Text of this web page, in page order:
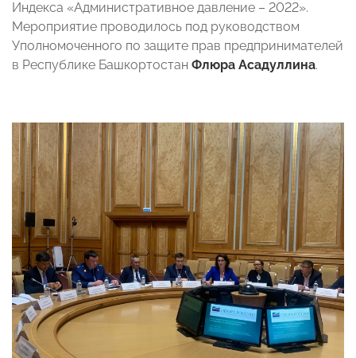
Индекса «Административное давление – 2022».
Мероприятие проводилось под руководством
Уполномоченного по защите прав предпринимателей
в Республике Башкортостан Флюра Асадуллина.